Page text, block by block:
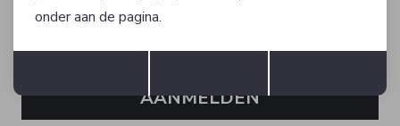
gelijk €5,- korting!
AANMELDEN
Terug Opslaan
onder aan de pagina.